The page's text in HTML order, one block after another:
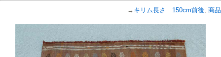
→ キリム長さ 150cm前後, 商品